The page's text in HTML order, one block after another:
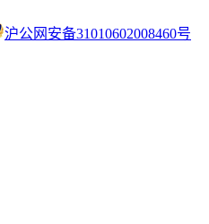
沪公网安备31010602008460号